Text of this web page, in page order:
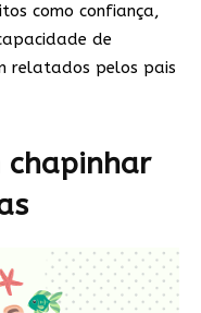
como confiança,
de
relatados pelos pais
chapinhar